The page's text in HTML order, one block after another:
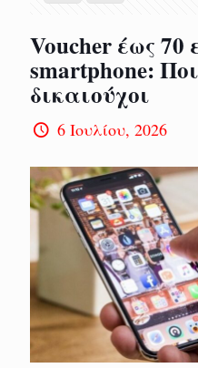
Voucher έως 70
smartphone:
δικαιούχοι
6 Ιουλίου, 2026